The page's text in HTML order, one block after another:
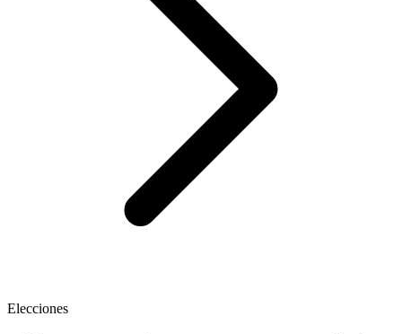
Elecciones